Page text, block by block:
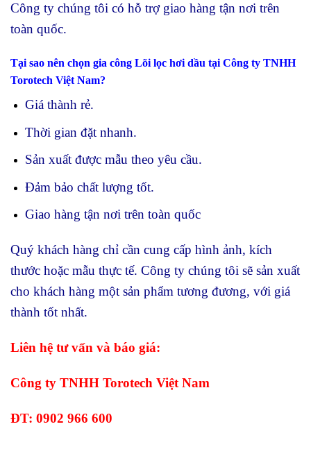
Công ty chúng tôi có hỗ trợ giao hàng tận nơi trên
toàn quốc.
Tại sao nên chọn gia công Lõi lọc hơi dầu tại Công ty TNHH
Torotech Việt Nam?
Giá thành rẻ.
Thời gian đặt nhanh.
Sản xuất được mẫu theo yêu cầu.
Đảm bảo chất lượng tốt.
Giao hàng tận nơi trên toàn quốc
Quý khách hàng chỉ cần cung cấp hình ảnh, kích
thước hoặc mẫu thực tế. Công ty chúng tôi sẽ sản xuất
cho khách hàng một sản phẩm tương đương, với giá
thành tốt nhất.
Liên hệ tư vấn và báo giá:
Công ty TNHH Torotech Việt Nam
ĐT: 0902 966 600